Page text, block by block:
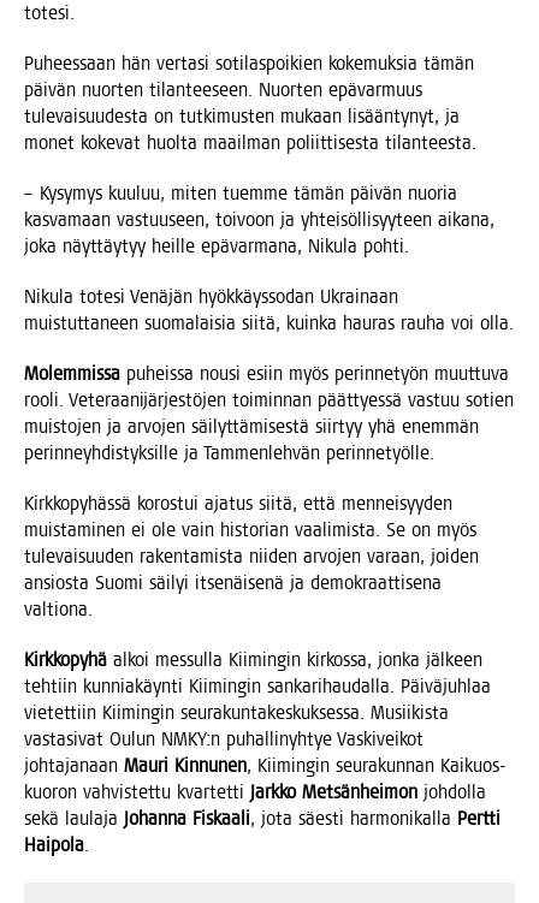
totesi.
Puhees­saan hän ver­ta­si soti­las­poi­kien koke­muk­sia tämän
päi­vän nuor­ten tilan­tee­seen. Nuor­ten epä­var­muus
tule­vai­suu­des­ta on tut­ki­mus­ten mukaan lisään­ty­nyt, ja
monet koke­vat huol­ta maa­il­man poliit­ti­ses­ta tilanteesta.
– Kysy­mys kuu­luu, miten tuem­me tämän päi­vän nuo­ria
kas­va­maan vas­tuuseen, toi­voon ja yhtei­söl­li­syy­teen aika­na,
joka näyt­täy­tyy heil­le epä­var­ma­na, Niku­la pohti.
Niku­la tote­si Venä­jän hyök­käys­so­dan Ukrai­naan
muis­tut­ta­neen suo­ma­lai­sia sii­tä, kuin­ka hau­ras rau­ha voi olla.
Molem­mis­sa puheis­sa nousi esiin myös perin­ne­työn muut­tu­va
roo­li. Vete­raa­ni­jär­jes­tö­jen toi­min­nan päät­tyes­sä vas­tuu sotien
muis­to­jen ja arvo­jen säi­lyt­tä­mi­ses­tä siir­tyy yhä enem­män
perin­neyh­dis­tyk­sil­le ja Tam­men­leh­vän perinnetyölle.
Kirk­ko­py­häs­sä koros­tui aja­tus sii­tä, että men­nei­syy­den
muis­ta­mi­nen ei ole vain his­to­rian vaa­li­mis­ta. Se on myös
tule­vai­suu­den raken­ta­mis­ta nii­den arvo­jen varaan, joi­den
ansios­ta Suo­mi säi­lyi itse­näi­se­nä ja demo­kraat­ti­se­na
valtiona.
Kirk­ko­py­hä alkoi mes­sul­la Kii­min­gin kir­kos­sa, jon­ka jäl­keen
teh­tiin kun­nia­käyn­ti Kii­min­gin san­ka­ri­hau­dal­la. Päi­vä­juh­laa
vie­tet­tiin Kii­min­gin seu­ra­kun­ta­kes­kuk­ses­sa. Musii­kis­ta
vas­ta­si­vat Oulun NMKY:n puhal­li­nyh­tye Vas­ki­vei­kot
joh­ta­ja­naan Mau­ri Kin­nu­nen, Kii­min­gin seu­ra­kun­nan Kai­kuos-
kuo­ron vah­vis­tet­tu kvar­tet­ti Jark­ko Met­sän­hei­mon joh­dol­la
sekä lau­la­ja Johan­na Fis­kaa­li, jota säes­ti har­mo­ni­kal­la Pert­ti
Hai­po­la.